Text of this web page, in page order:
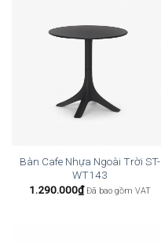
Bàn Cafe Nhựa Ngoài Trời ST-
WT143
1.290.000₫ Đã bao gồm VAT